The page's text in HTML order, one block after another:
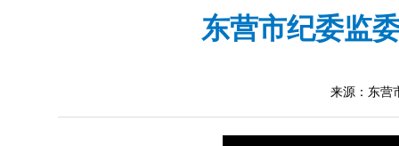
东营市纪委监
来源：东营